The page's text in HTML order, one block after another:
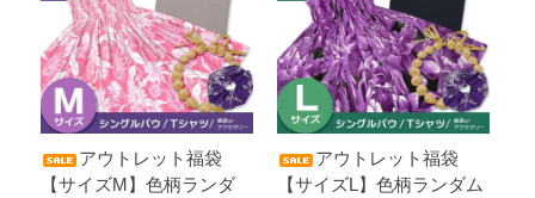
アウトレット福袋
【サイズM】色柄ランダ
アウトレット福袋
【サイズL】色柄ランダム